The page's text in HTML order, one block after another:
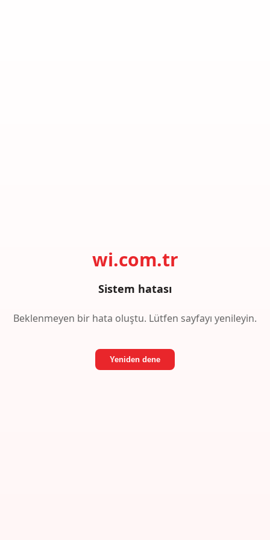
wi.com.tr
Sistem hatası
Beklenmeyen bir hata oluştu. Lütfen sayfayı yenileyin.
Yeniden dene